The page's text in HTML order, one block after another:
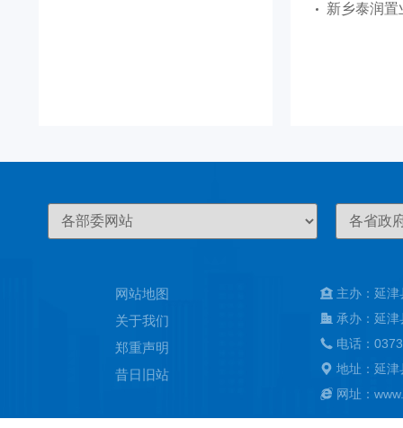
新乡泰润
网站地图
关于我们
郑重声明
昔日旧站
主办：延
承办：延
电话：
地址：延
网址：